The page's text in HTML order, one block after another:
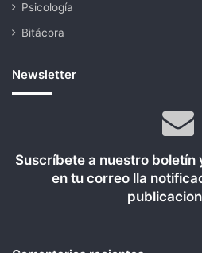
Psicología
Bitácora
Newsletter
Suscríbete a nuestro
en tu correo lla